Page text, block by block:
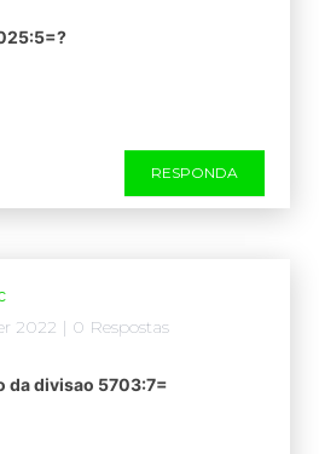
RESPONDA
2022 | 0 Respostas
da divisao 5703:7=